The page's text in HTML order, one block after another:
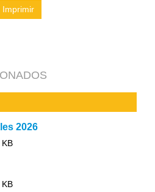
Imprimir
2026
KB
KB